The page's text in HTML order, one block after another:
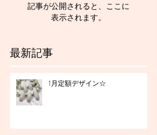
最新記事
記事が公開されると、ここに
表示されます。
1月定額デザイン☆